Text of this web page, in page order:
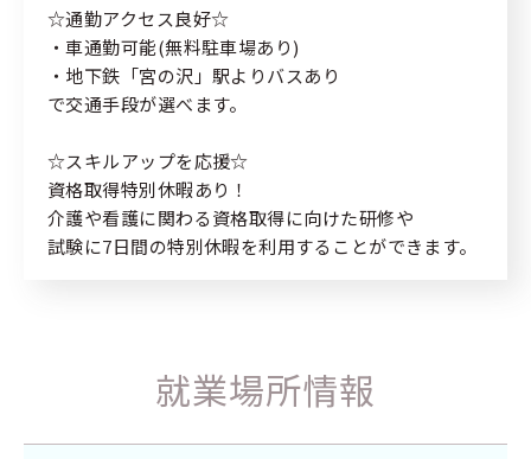
☆通勤アクセス良好☆
・車通勤可能(無料駐車場あり)
・地下鉄「宮の沢」駅よりバスあり
で交通手段が選べます。
☆スキルアップを応援☆
資格取得特別休暇あり！
介護や看護に関わる資格取得に向けた研修や
試験に7日間の特別休暇を利用することができます。
就業場所情報